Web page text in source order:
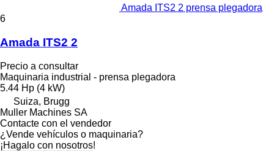
Amada ITS2 2 prensa plegadora
6
Amada ITS2 2
Precio a consultar
Maquinaria industrial - prensa plegadora
5.44 Hp (4 kW)
Suiza, Brugg
Muller Machines SA
Contacte con el vendedor
¿Vende vehículos o maquinaria?
¡Hagalo con nosotros!